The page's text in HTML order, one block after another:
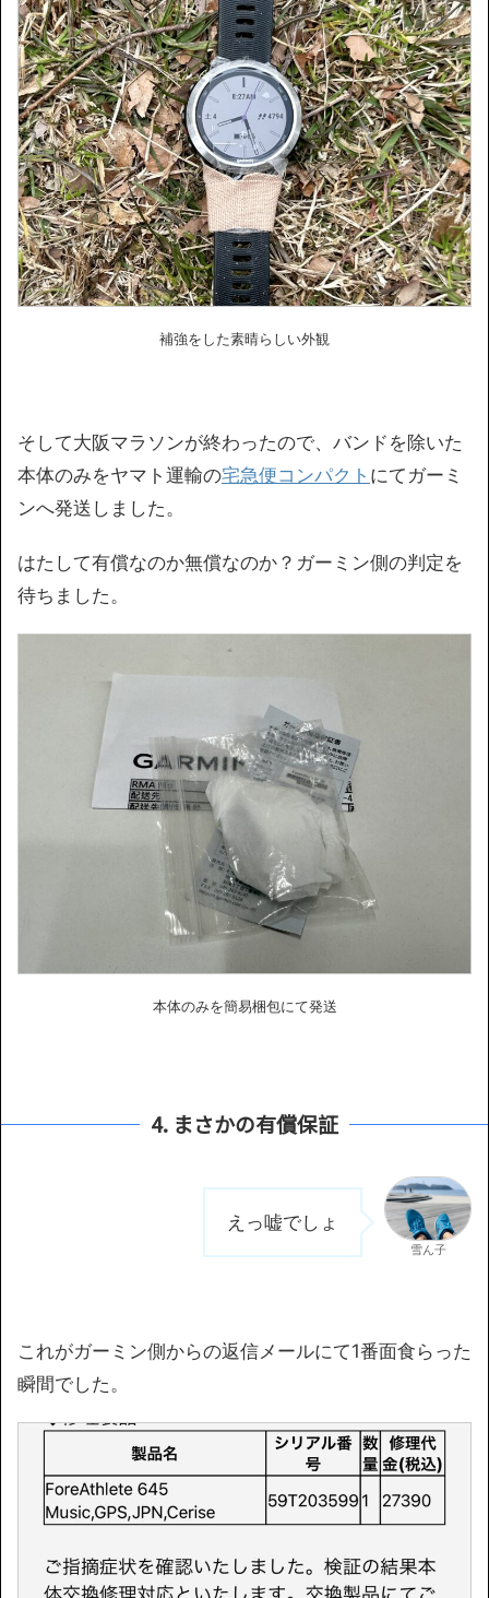
補強をした素晴らしい外観
そして大阪マラソンが終わったので、バンドを除いた
本体のみをヤマト運輸の宅急便コンパクト にてガーミ
ンへ発送しました。
はたして有償なのか無償なのか？ガーミン側の判定を
待ちました。
本体のみを簡易梱包にて発送
4. まさかの有償保証
えっ嘘でしょ
雪ん子
これがガーミン側からの返信メールにて1番面食らった
瞬間でした。